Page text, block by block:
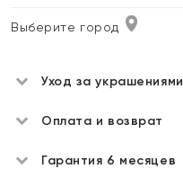
Выберите город
Уход за украшениями
Оплата и возврат
Гарантия 6 месяцев